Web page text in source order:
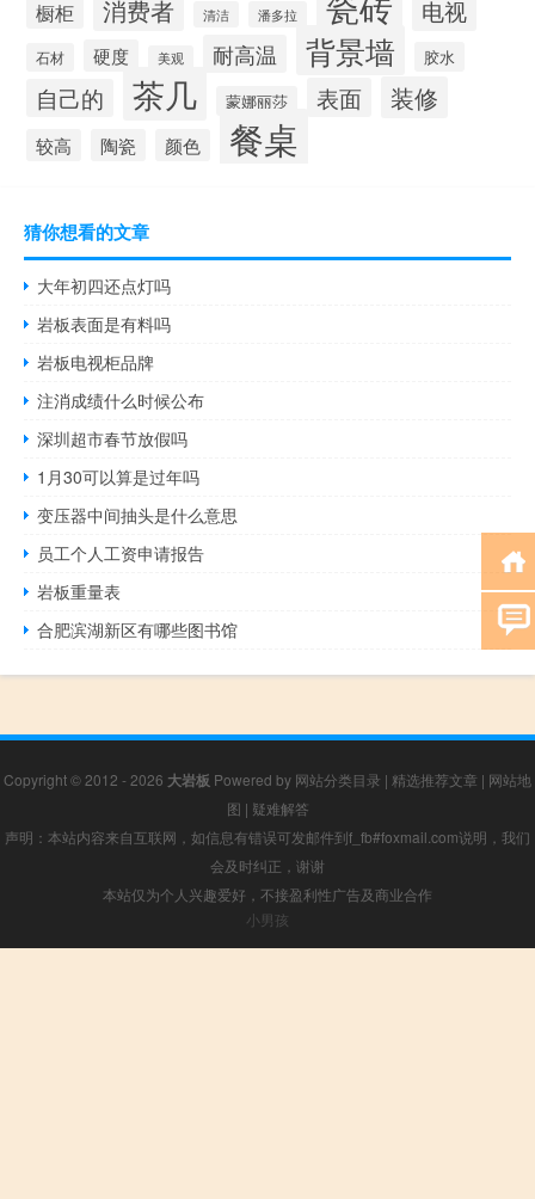
橱柜 消费者 清洁 潘多拉 电视
石材 硬度 美观 耐高温 背景墙 胶水
自己的 茶几 蒙娜丽莎 表面 装修
较高 陶瓷 颜色 餐桌
猜你想看的文章
大年初四还点灯吗
岩板表面是有料吗
岩板电视柜品牌
注消成绩什么时候公布
深圳超市春节放假吗
1月30可以算是过年吗
变压器中间抽头是什么意思
员工个人工资申请报告
岩板重量表
合肥滨湖新区有哪些图书馆
Copyright © 2012 - 2026 大岩板 Powered by 网站分类目录 | 精选推荐文章 | 网站地
图 | 疑难解答
声明：本站内容来自互联网，如信息有错误可发邮件到f_fb#foxmail.com说明，我们
会及时纠正，谢谢
本站仅为个人兴趣爱好，不接盈利性广告及商业合作
小男孩